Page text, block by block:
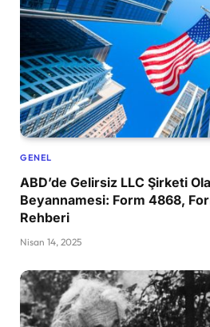
GENEL
ABD’de Gelirsiz LLC Şirketi
Beyannamesi: Form 4868,
Rehberi
Nisan 14, 2025